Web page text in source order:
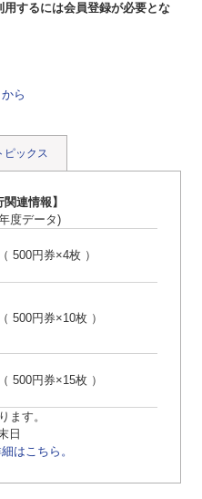
するには会員登録が必要とな
ら
ピックス
連情報】
度データ)
500円券×4枚 ）
500円券×10枚 ）
500円券×15枚 ）
ます。
日
はこちら。